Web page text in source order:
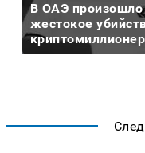
В ОАЭ произошло
жестокое